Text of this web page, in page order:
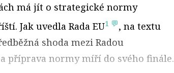
má jít o strategické normy
Jak uvedla Rada EU1 💬, na textu
shoda mezi Radou
příprava normy míří do svého finále.